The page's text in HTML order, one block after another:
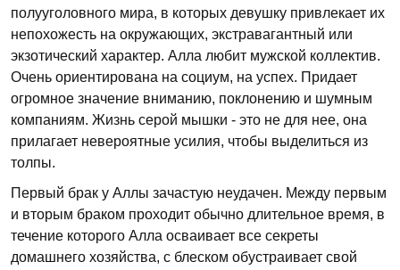
полууголовного мира, в которых девушку привлекает их
непохожесть на окружающих, экстравагантный или
экзотический характер. Алла любит мужской коллектив.
Очень ориентирована на социум, на успех. Придает
огромное значение вниманию, поклонению и шумным
компаниям. Жизнь серой мышки - это не для нее, она
прилагает невероятные усилия, чтобы выделить­ся из
толпы.
Первый брак у Аллы зачастую неудачен. Между первым
и вторым браком проходит обычно длительное время, в
течение которого Алла осваивает все секреты
домашнего хозяйства, с блеском обустраивает свой